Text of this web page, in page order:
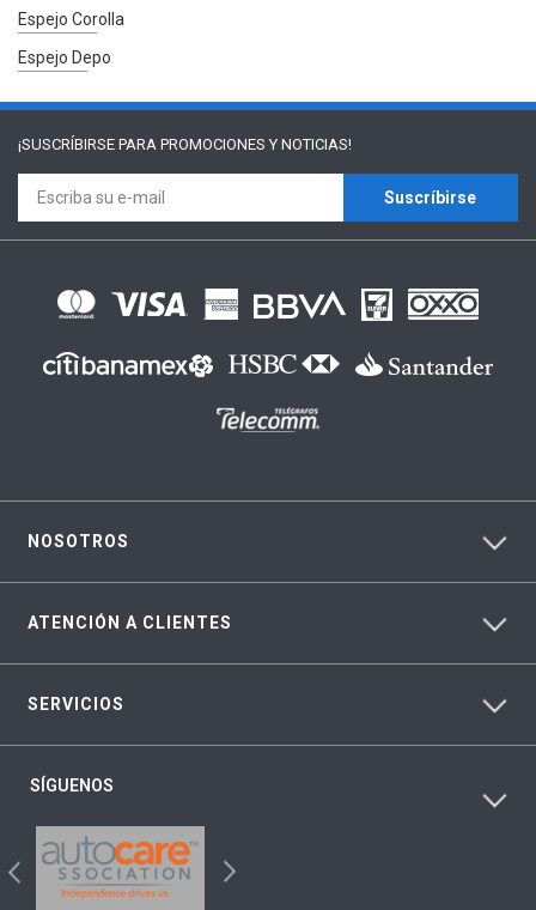
Espejo Corolla
Espejo Depo
¡SUSCRÍBIRSE PARA PROMOCIONES Y NOTICIAS!
Suscríbirse
NOSOTROS
ATENCIÓN A CLIENTES
SERVICIOS
SÍGUENOS